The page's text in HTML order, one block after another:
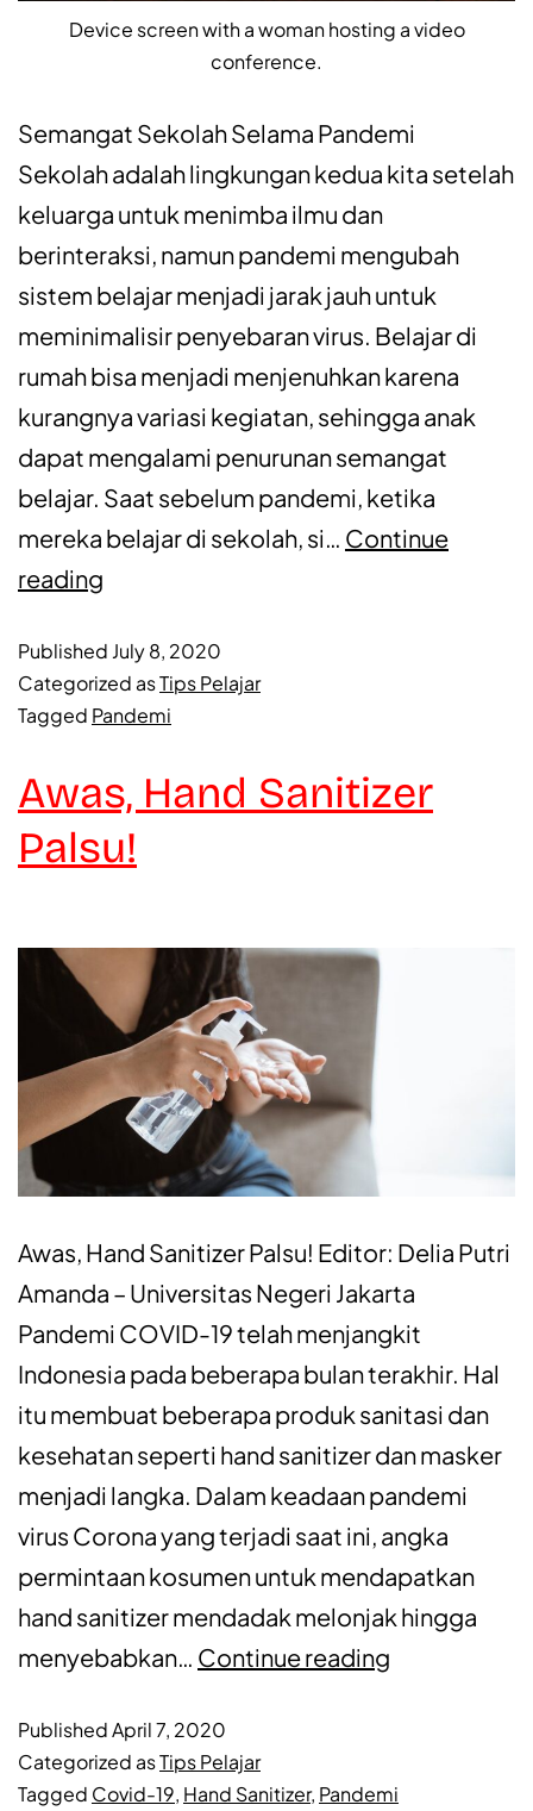
Device screen with a woman hosting a video
conference.
Semangat Sekolah Selama Pandemi
Sekolah adalah lingkungan kedua kita setelah
keluarga untuk menimba ilmu dan
berinteraksi, namun pandemi mengubah
sistem belajar menjadi jarak jauh untuk
meminimalisir penyebaran virus. Belajar di
rumah bisa menjadi menjenuhkan karena
kurangnya variasi kegiatan, sehingga anak
dapat mengalami penurunan semangat
belajar. Saat sebelum pandemi, ketika
mereka belajar di sekolah, si… Continue
reading
Published July 8, 2020
Categorized asTips Pelajar
Tagged Pandemi
Awas, Hand Sanitizer
Palsu!
Awas, Hand Sanitizer Palsu! Editor: Delia Putri
Amanda – Universitas Negeri Jakarta
Pandemi COVID-19 telah menjangkit
Indonesia pada beberapa bulan terakhir. Hal
itu membuat beberapa produk sanitasi dan
kesehatan seperti hand sanitizer dan masker
menjadi langka. Dalam keadaan pandemi
virus Corona yang terjadi saat ini, angka
permintaan kosumen untuk mendapatkan
hand sanitizer mendadak melonjak hingga
menyebabkan… Continue reading
PublishedApril 7, 2020
Categorized asTips Pelajar
Tagged Covid-19, Hand Sanitizer, Pandemi